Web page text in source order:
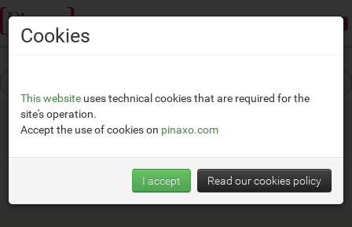
Cookies
This website uses technical cookies that are required for the
site's operation.
Accept the use of cookies on pinaxo.com
I accept Read our cookies policy